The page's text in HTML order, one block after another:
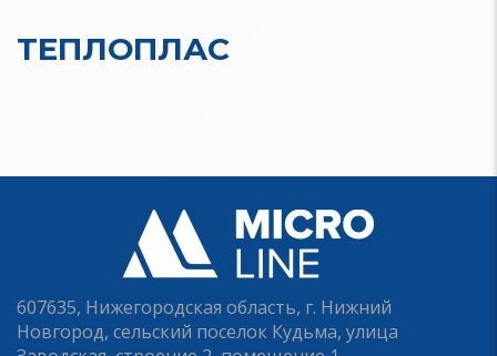
ТЕПЛОПЛАС
607635, Нижегородская область, г. Нижний
Новгород, сельский поселок Кудьма, улица